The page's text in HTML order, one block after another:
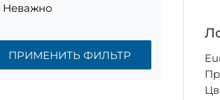
Неважно
ПРИМЕНИТЬ ФИЛЬТР